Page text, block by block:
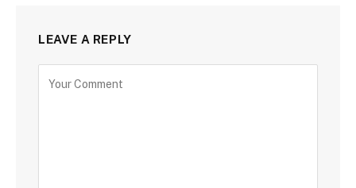
LEAVE A REPLY